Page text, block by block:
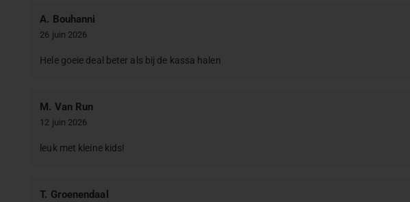
A. Bouhanni
26 juin 2026
Hele goeie deal beter als bij de kassa halen
M. Van Run
12 juin 2026
leuk met kleine kids!
T. Groenendaal